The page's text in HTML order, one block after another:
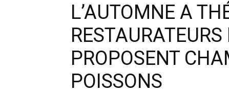
L’AUTOMNE A
PROPOSENT
POISSONS